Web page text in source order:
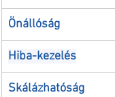
Önállóság
Hiba-kezelés
Skálázhatóság